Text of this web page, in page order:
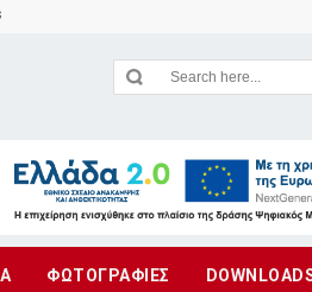
ΦΩΤΟΓΡΑΦΙΕΣ